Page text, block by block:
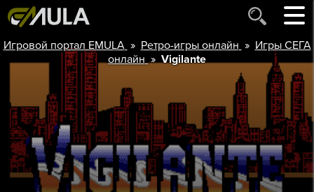
Игровой портал EMULA » Ретро-игры онлайн » Игры СЕГА
онлайн »Vigilante